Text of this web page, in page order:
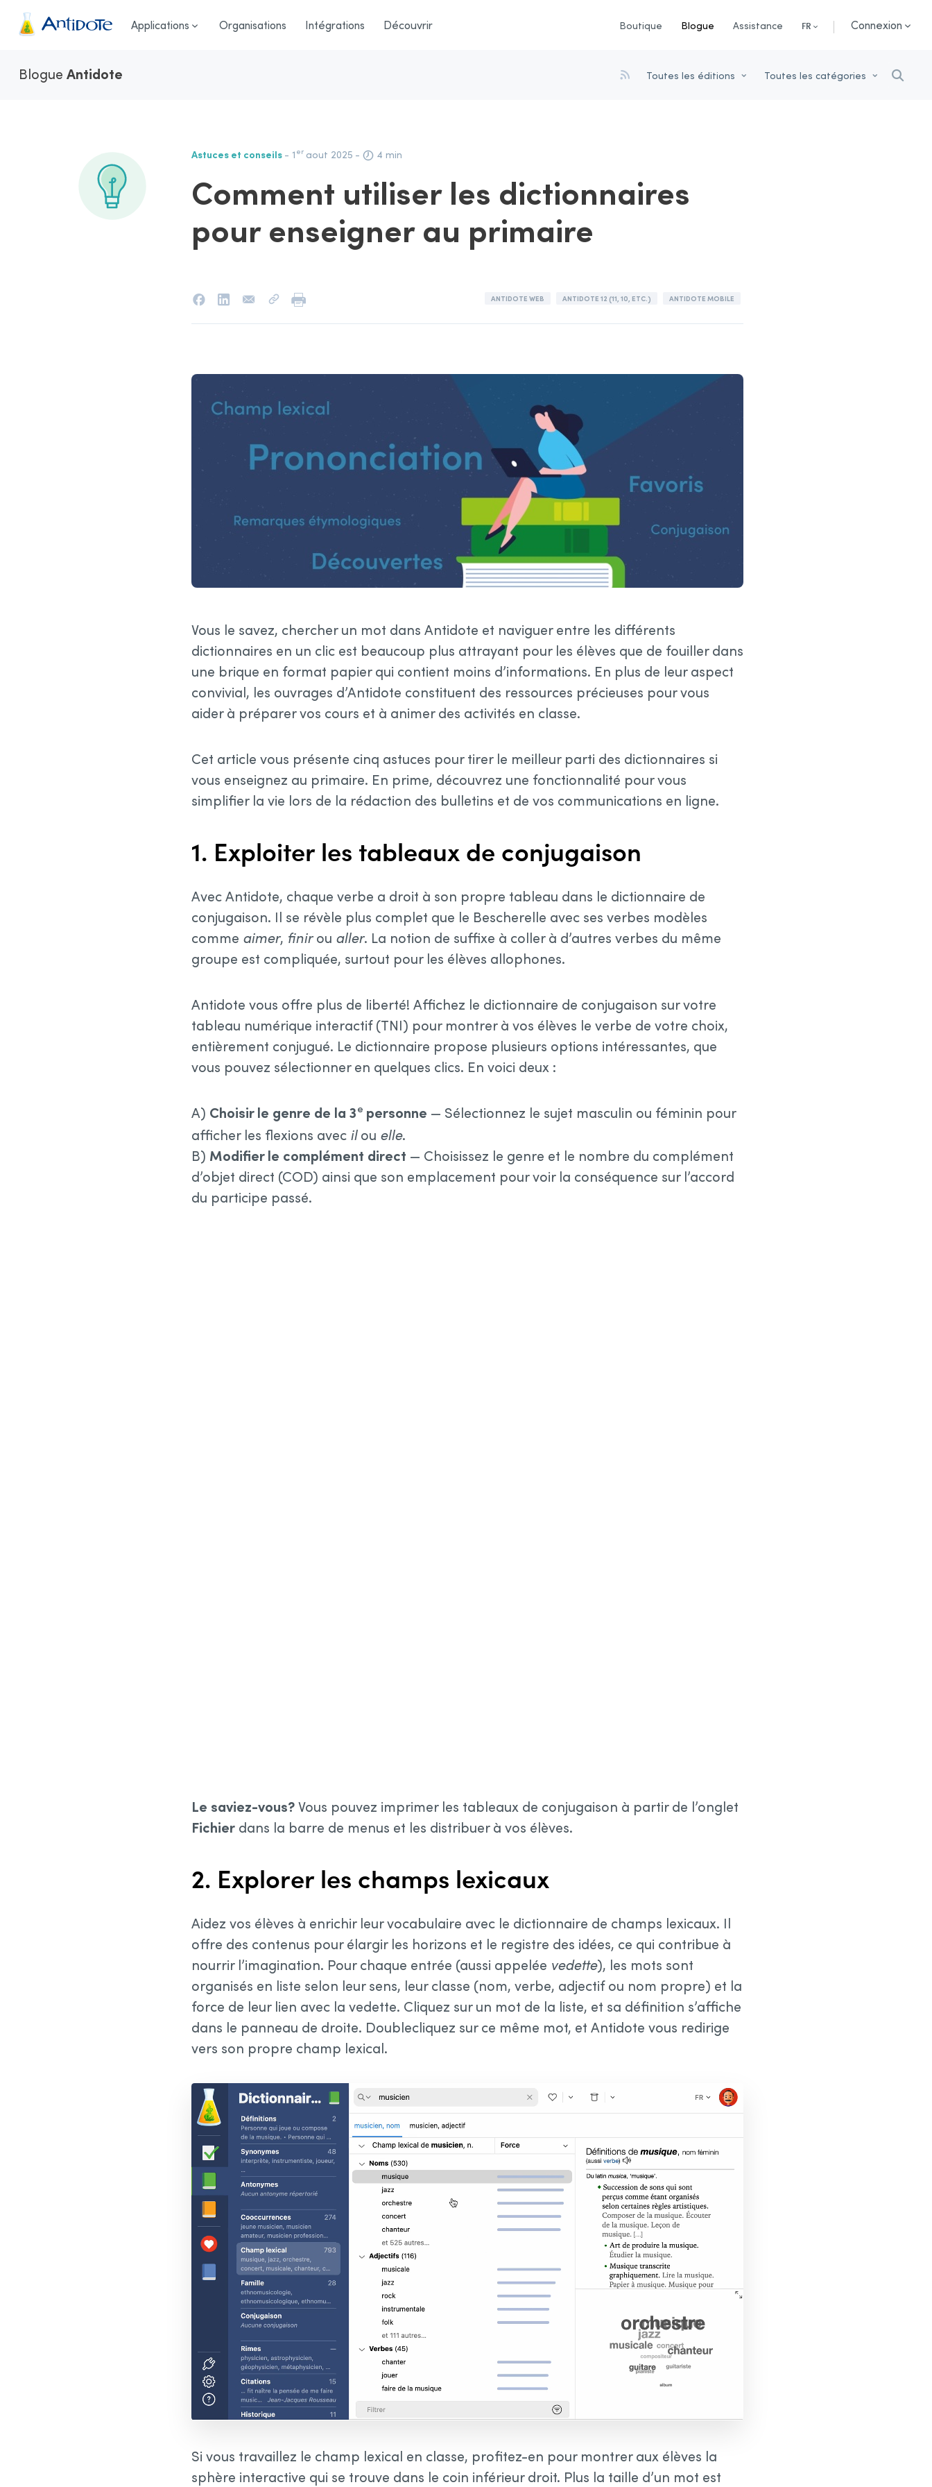
Antidote Applications Organisations Intégrations Découvrir Boutique Blogue Assistance FR Connexion
Blogue Antidote Toutes les éditions Toutes les catégories
Astuces et conseils - 1 eraout 2025 - 4 min
Comment utiliser les dictionnaires
pour enseigner au primaire
ANTIDOTE WEB ANTIDOTE 12 (11, 10, ETC.) ANTIDOTE MOBILE
Vous le savez, chercher un mot dans Antidote et naviguer entre les différents
dictionnaires en un clic est beaucoup plus attrayant pour les élèves que de fouiller dans
une brique en format papier qui contient moins d’informations. En plus de leur aspect
convivial, les ouvrages d’Antidote constituent des ressources précieuses pour vous
aider à préparer vos cours et à animer des activités en classe.
Cet article vous présente cinq astuces pour tirer le meilleur parti des dictionnaires si
vous enseignez au primaire. En prime, découvrez une fonctionnalité pour vous
simplifier la vie lors de la rédaction des bulletins et de vos communications en ligne.
1. Exploiter les tableaux de conjugaison
Avec Antidote, chaque verbe a droit à son propre tableau dans le dictionnaire de
conjugaison. Il se révèle plus complet que le Bescherelle avec ses verbes modèles
comme aimer, finirou aller. La notion de suffixe à coller à d’autres verbes du même
groupe est compliquée, surtout pour les élèves allophones.
Antidote vous offre plus de liberté! Affichez le dictionnaire de conjugaison sur votre
tableau numérique interactif (TNI) pour montrer à vos élèves le verbe de votre choix,
entièrement conjugué. Le dictionnaire propose plusieurs options intéressantes, que
vous pouvez sélectionner en quelques clics. En voici deux :
A) Choisir le genre de la 3e personne — Sélectionnez le sujet masculin ou féminin pour
afficher les flexions avec ilou elle.
B) Modifier le complément direct — Choisissez le genre et le nombre du complément
d’objet direct (COD) ainsi que son emplacement pour voir la conséquence sur l’accord
du participe passé.
Le saviez-vous?Vous pouvez imprimer les tableaux de conjugaison à partir de l’onglet
Fichier dans la barre de menus et les distribuer à vos élèves.
2. Explorer les champs lexicaux
Aidez vos élèves à enrichir leur vocabulaire avec le dictionnaire de champs lexicaux. Il
offre des contenus pour élargir les horizons et le registre des idées, ce qui contribue à
nourrir l’imagination. Pour chaque entrée (aussi appelée vedette), les mots sont
organisés en liste selon leur sens, leur classe (nom, verbe, adjectif ou nom propre) et la
force de leur lien avec la vedette. Cliquez sur un mot de la liste, et sa définition s’affiche
dans le panneau de droite. Doublecliquez sur ce même mot, et Antidote vous redirige
vers son propre champ lexical.
Si vous travaillez le champ lexical en classe, profitez-en pour montrer aux élèves la
sphère interactive qui se trouve dans le coin inférieur droit. Plus la taille d’un mot est